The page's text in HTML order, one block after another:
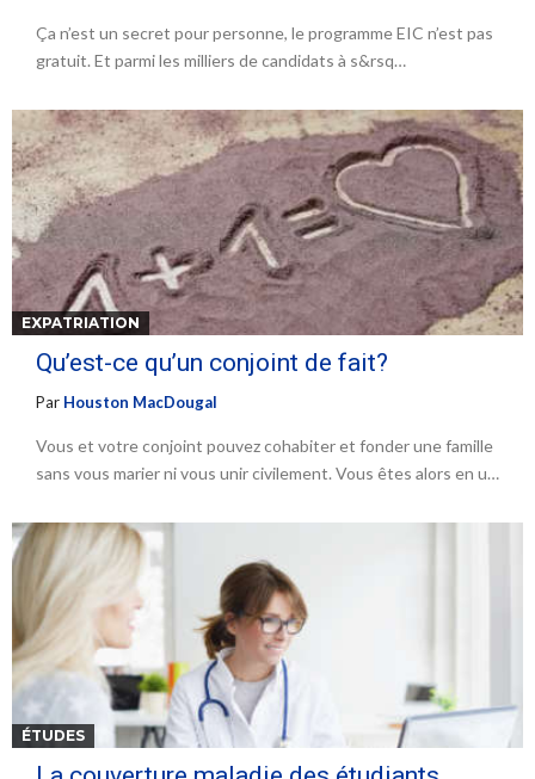
Ça n’est un secret pour personne, le programme EIC n’est pas
gratuit. Et parmi les milliers de candidats à s&rsq…
EXPATRIATION
Qu’est-ce qu’un conjoint de fait?
Par Houston MacDougal
Vous et votre conjoint pouvez cohabiter et fonder une famille
sans vous marier ni vous unir civilement. Vous êtes alors en u…
ÉTUDES